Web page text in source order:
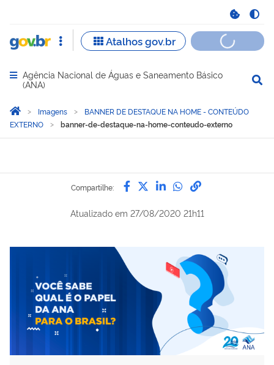
Abrir menu principal de navegação
Agência Nacional de Águas e Saneamento Básico
(ANA)
Você está aqui:
Página Inicial
Imagens
BANNER DE DESTAQUE NA HOME - CONTEÚDO
EXTERNO
banner-de-destaque-na-home-conteudo-externo
Compartilhe: Compartilhe por Facebook
Compartilhe por Twitter
Compartilhe por
Compartilhe
link para
Atualizado em 27/08/2020 21h11